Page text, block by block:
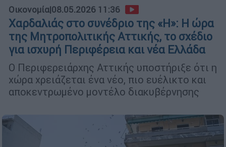
Οικονομία|08.05.2026 11:36
Χαρδαλιάς στο συνέδριο της «Η»: Η ώρα
της Μητροπολιτικής Αττικής, το σχέδιο
για ισχυρή Περιφέρεια και νέα Ελλάδα
Ο Περιφερειάρχης Αττικής υποστήριξε ότι η
χώρα χρειάζεται ένα νέο, πιο ευέλικτο και
αποκεντρωμένο μοντέλο διακυβέρνησης